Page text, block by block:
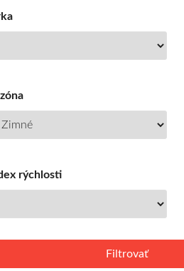
rýchlosti